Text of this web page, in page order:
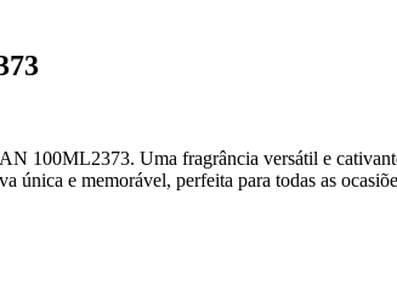
Uma fragrância versátil e
única e memorável, perfeita para todas as